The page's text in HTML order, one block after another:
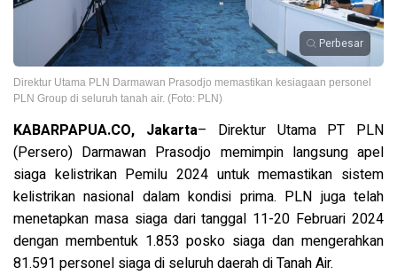
Perbesar
Direktur Utama PLN Darmawan Prasodjo memastikan kesiagaan personel
PLN Group di seluruh tanah air. (Foto: PLN)
KABARPAPUA.CO, Jakarta– Direktur Utama PT PLN
(Persero) Darmawan Prasodjo memimpin langsung apel
siaga kelistrikan Pemilu 2024 untuk memastikan sistem
kelistrikan nasional dalam kondisi prima. PLN juga telah
menetapkan masa siaga dari tanggal 11-20 Februari 2024
dengan membentuk 1.853 posko siaga dan mengerahkan
81.591 personel siaga di seluruh daerah di Tanah Air.